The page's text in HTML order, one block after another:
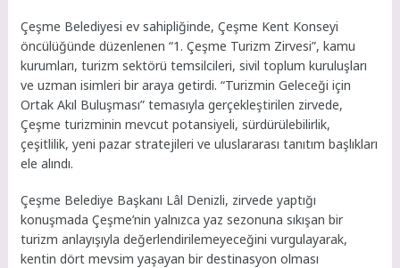
Çeşme Belediyesi ev sahipliğinde, Çeşme Kent Konseyi
öncülüğünde düzenlenen “1. Çeşme Turizm Zirvesi”, kamu
kurumları, turizm sektörü temsilcileri, sivil toplum kuruluşları
ve uzman isimleri bir araya getirdi. “Turizmin Geleceği için
Ortak Akıl Buluşması” temasıyla gerçekleştirilen zirvede,
Çeşme turizminin mevcut potansiyeli, sürdürülebilirlik,
çeşitlilik, yeni pazar stratejileri ve uluslararası tanıtım başlıkları
ele alındı.
Çeşme Belediye Başkanı Lâl Denizli, zirvede yaptığı
konuşmada Çeşme’nin yalnızca yaz sezonuna sıkışan bir
turizm anlayışıyla değerlendirilemeyeceğini vurgulayarak,
kentin dört mevsim yaşayan bir destinasyon olması